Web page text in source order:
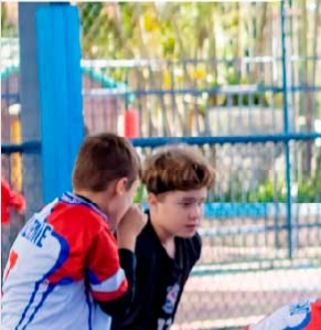
Lista de vídeos
NOSSOCANAL